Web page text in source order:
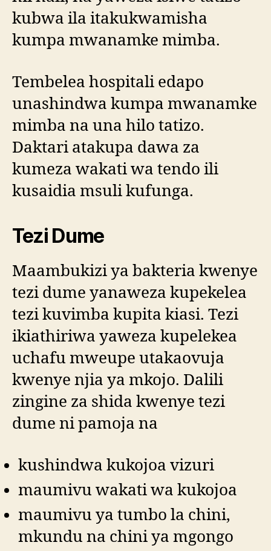
kubwa ila itakukwamisha
kumpa mwanamke mimba.
Tembelea hospitali edapo
unashindwa kumpa mwanamke
mimba na una hilo tatizo.
Daktari atakupa dawa za
kumeza wakati wa tendo ili
kusaidia msuli kufunga.
Tezi Dume
Maambukizi ya bakteria kwenye
tezi dume yanaweza kupekelea
tezi kuvimba kupita kiasi. Tezi
ikiathiriwa yaweza kupelekea
uchafu mweupe utakaovuja
kwenye njia ya mkojo. Dalili
zingine za shida kwenye tezi
dume ni pamoja na
kushindwa kukojoa vizuri
maumivu wakati wa kukojoa
maumivu ya tumbo la chini,
mkundu na chini ya mgongo